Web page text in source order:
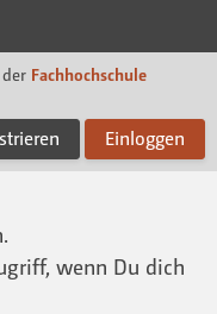
Fachhochschule
Einloggen
wenn Du dich